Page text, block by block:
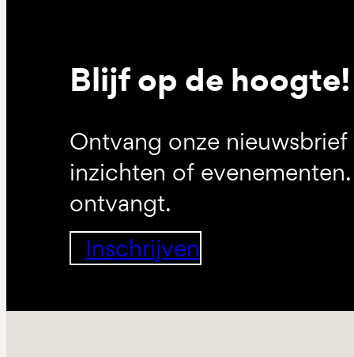
Blijf op de hoogte!
Ontvang onze
inzichten of
ontvangt.
Inschrijven